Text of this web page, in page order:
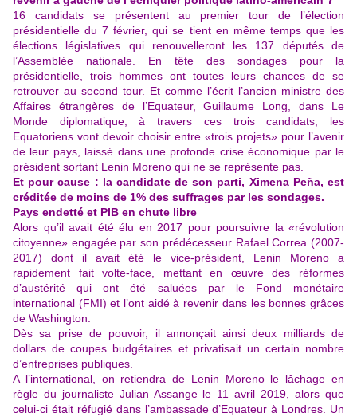
16 candidats se présentent au premier tour de l’élection
présidentielle du 7 février, qui se tient en même temps que les
élections législatives qui renouvelleront les 137 députés de
l’Assemblée nationale. En tête des sondages pour la
présidentielle, trois hommes ont toutes leurs chances de se
retrouver au second tour. Et comme l’écrit l’ancien ministre des
Affaires étrangères de l’Equateur, Guillaume Long, dans Le
Monde diplomatique, à travers ces trois candidats, les
Equatoriens vont devoir choisir entre «trois projets» pour l’avenir
de leur pays, laissé dans une profonde crise économique par le
président sortant Lenin Moreno qui ne se représente pas.
Et pour cause : la candidate de son parti, Ximena Peña, est
créditée de moins de 1% des suffrages par les sondages.
Pays endetté et PIB en chute libre
Alors qu’il avait été élu en 2017 pour poursuivre la «révolution
citoyenne» engagée par son prédécesseur Rafael Correa (2007-
2017) dont il avait été le vice-président, Lenin Moreno a
rapidement fait volte-face, mettant en œuvre des réformes
d’austérité qui ont été saluées par le Fond monétaire
international (FMI) et l’ont aidé à revenir dans les bonnes grâces
de Washington.
Dès sa prise de pouvoir, il annonçait ainsi deux milliards de
dollars de coupes budgétaires et privatisait un certain nombre
d’entreprises publiques.
A l’international, on retiendra de Lenin Moreno le lâchage en
règle du journaliste Julian Assange le 11 avril 2019, alors que
celui-ci était réfugié dans l’ambassade d’Equateur à Londres. Un